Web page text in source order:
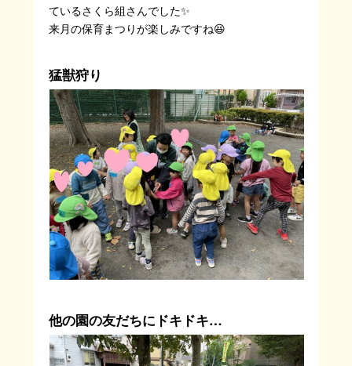
ているさくら組さんでした✨
来月の保育まつりが楽しみですね😆
猛獣狩り
他の園の友だちにドキドキ…